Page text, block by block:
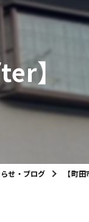
もり
ターサービス
】
せ・ブログ 【町